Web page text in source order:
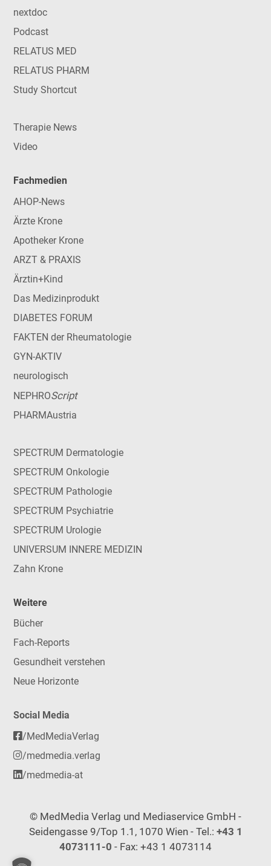
nextdoc
Podcast
RELATUS MED
RELATUS PHARM
Study Shortcut
Therapie News
Video
Fachmedien
AHOP-News
Ärzte Krone
Apotheker Krone
ARZT & PRAXIS
Ärztin+Kind
Das Medizinprodukt
DIABETES FORUM
FAKTEN der Rheumatologie
GYN-AKTIV
neurologisch
NEPHROScript
PHARMAustria
SPECTRUM Dermatologie
SPECTRUM Onkologie
SPECTRUM Pathologie
SPECTRUM Psychiatrie
SPECTRUM Urologie
UNIVERSUM INNERE MEDIZIN
Zahn Krone
Weitere
Bücher
Fach-Reports
Gesundheit verstehen
Neue Horizonte
Social Media
/MedMediaVerlag
/medmedia.verlag
/medmedia-at
© MedMedia Verlag und Mediaservice GmbH -
Seidengasse 9/Top 1.1, 1070 Wien - Tel.: +43 1
4073111-0 - Fax: +43 1 4073114